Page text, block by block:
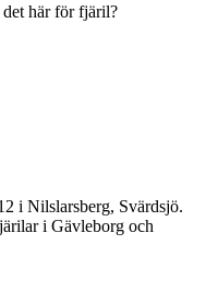
här för fjäril?
i Nilslarsberg, Svärdsjö.
i Gävleborg och